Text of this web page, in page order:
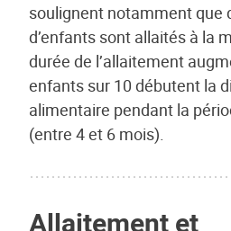
soulignent notamment que
d’enfants sont allaités à la
durée de l’allaitement
enfants sur 10 débutent la
alimentaire pendant la
(entre 4 et 6 mois).
Allaitement et